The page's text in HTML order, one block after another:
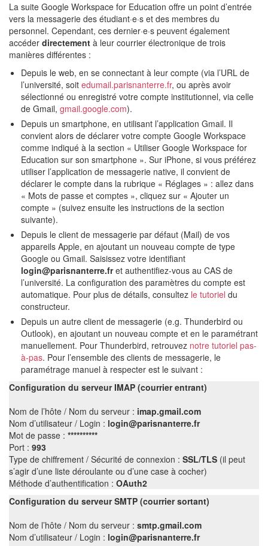
La suite Google Workspace for Education offre un point d’entrée
vers la messagerie des étudiant·e·s et des membres du
personnel. Cependant, ces dernier·e·s peuvent également
accéder directement à leur courrier électronique de trois
manières différentes :
Depuis le web, en se connectant à leur compte (via l’URL de
l’université, soit edumail.parisnanterre.fr, ou après avoir
sélectionné ou enregistré votre compte institutionnel, via celle
de Gmail, gmail.google.com).
Depuis un smartphone, en utilisant l’application Gmail. Il
convient alors de déclarer votre compte Google Workspace
comme indiqué à la section « Utiliser Google Workspace for
Education sur son smartphone ». Sur iPhone, si vous préférez
utiliser l’application de messagerie native, il convient de
déclarer le compte dans la rubrique « Réglages » : allez dans
« Mots de passe et comptes », cliquez sur « Ajouter un
compte » (suivez ensuite les instructions de la section
suivante).
Depuis le client de messagerie par défaut (Mail) de vos
appareils Apple, en ajoutant un nouveau compte de type
Google ou Gmail. Saisissez votre identifiant
login@parisnanterre.fret authentifiez-vous au CAS de
l’université. La configuration des paramètres du compte est
automatique. Pour plus de détails, consultez le tutoriel du
constructeur.
Depuis un autre client de messagerie (e.g. Thunderbird ou
Outlook), en ajoutant un nouveau compte et en le paramétrant
manuellement. Pour Thunderbird, retrouvez notre tutoriel pas-
à-pas. Pour l’ensemble des clients de messagerie, le
paramétrage manuel à respecter est le suivant :
Configuration du serveur IMAP (courrier entrant)
Nom de l’hôte / Nom du serveur : imap.gmail.com
Nom d’utilisateur / Login : login@parisnanterre.fr
Mot de passe : **********
Port : 993
Type de chiffrement / Sécurité de connexion : SSL/TLS (il peut
s’agir d’une liste déroulante ou d’une case à cocher)
Méthode d’authentification : OAuth2
Configuration du serveur SMTP (courrier sortant)
Nom de l’hôte / Nom du serveur : smtp.gmail.com
Nom d’utilisateur / Login : login@parisnanterre.fr